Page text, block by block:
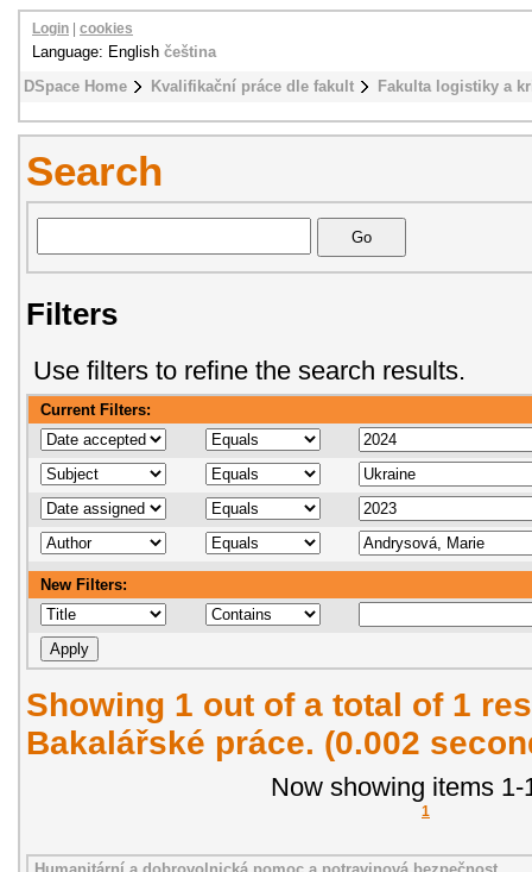
DSpace Home Kvalifikační práce dle fakult Fakulta logistiky a
Login cookies
Language: English čeština
Search
Filters
Use filters to refine the search results.
Current Filters:
New Filters:
Showing 1 out of a total of 1
Bakalářské práce. (0.002
Now showing items 1-
1